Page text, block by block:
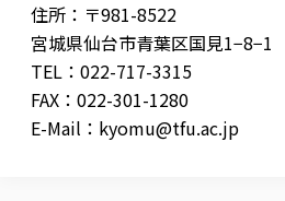
住所：〒981-8522
宮城県仙台市青葉区国見1−8−1
TEL：022-717-3315
FAX：022-301-1280
E-Mail： kyomu@tfu.ac.jp